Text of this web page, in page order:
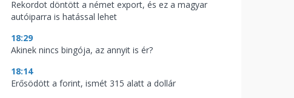
Rekordot döntött a német export, és ez a magyar
autóiparra is hatással lehet
18:29
Akinek nincs bingója, az annyit is ér?
18:14
Erősödött a forint, ismét 315 alatt a dollár